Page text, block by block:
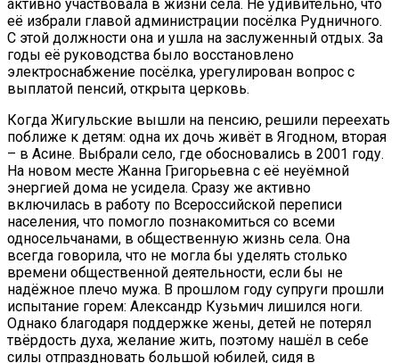
активно участвовала в жизни села. Не удивительно, что
её избрали главой администрации посёлка Рудничного.
С этой должности она и ушла на заслуженный отдых. За
годы её руководства было восстановлено
электроснабжение посёлка, урегулирован вопрос с
выплатой пенсий, открыта церковь.
Когда Жигульские вышли на пенсию, решили переехать
поближе к детям: одна их дочь живёт в Ягодном, вторая
– в Асине. Выбрали село, где обосновались в 2001 году.
На новом месте Жанна Григорьевна с её неуёмной
энергией дома не усидела. Сразу же активно
включилась в работу по Всероссийской переписи
населения, что помогло познакомиться со всеми
односельчанами, в общественную жизнь села. Она
всегда говорила, что не могла бы уделять столько
времени общественной деятельности, если бы не
надёжное плечо мужа. В прошлом году супруги прошли
испытание горем: Александр Кузьмич лишился ноги.
Однако благодаря поддержке жены, детей не потерял
твёрдость духа, желание жить, поэтому нашёл в себе
силы отпраздновать большой юбилей, сидя в